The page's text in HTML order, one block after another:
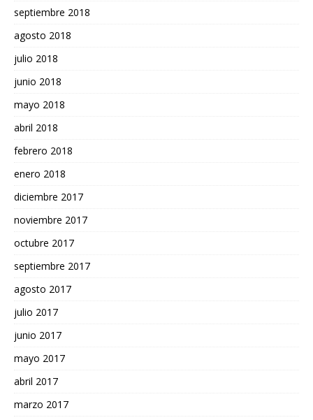
septiembre 2018
agosto 2018
julio 2018
junio 2018
mayo 2018
abril 2018
febrero 2018
enero 2018
diciembre 2017
noviembre 2017
octubre 2017
septiembre 2017
agosto 2017
julio 2017
junio 2017
mayo 2017
abril 2017
marzo 2017